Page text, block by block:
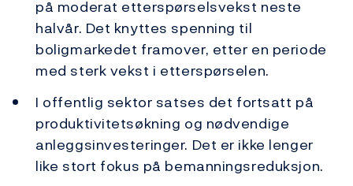
på moderat etterspørselsvekst neste
halvår. Det knyttes spenning til
boligmarkedet framover, etter en periode
med sterk vekst i etterspørselen.
I offentlig sektor satses det fortsatt på
produktivitetsøkning og nødvendige
anleggsinvesteringer. Det er ikke lenger
like stort fokus på bemanningsreduksjon.